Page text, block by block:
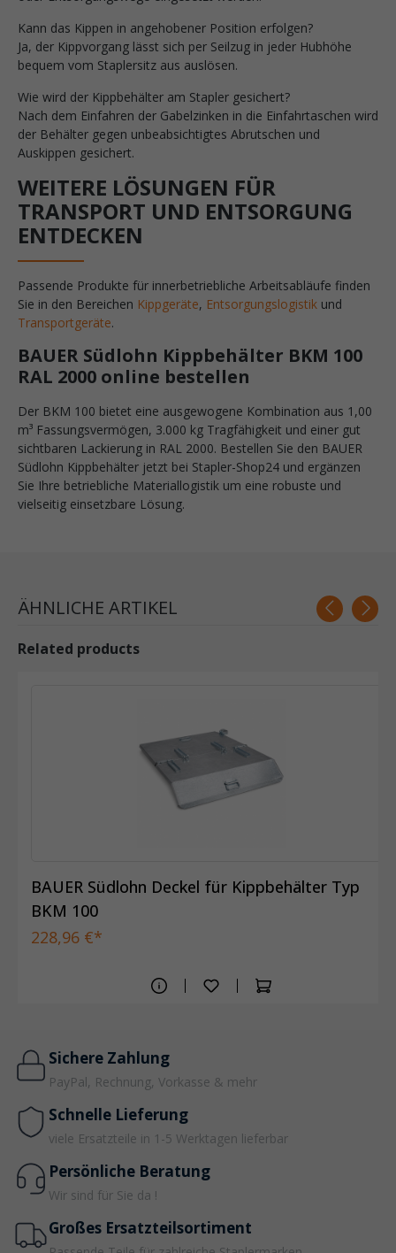
Kann das Kippen in angehobener Position erfolgen?
Ja, der Kippvorgang lässt sich per Seilzug in jeder Hubhöhe
bequem vom Staplersitz aus auslösen.
Wie wird der Kippbehälter am Stapler gesichert?
Nach dem Einfahren der Gabelzinken in die Einfahrtaschen wird
der Behälter gegen unbeabsichtigtes Abrutschen und
Auskippen gesichert.
WEITERE LÖSUNGEN FÜR
TRANSPORT UND ENTSORGUNG
ENTDECKEN
Passende Produkte für innerbetriebliche Arbeitsabläufe finden
Sie in den Bereichen Kippgeräte, Entsorgungslogistik und
Transportgeräte.
BAUER Südlohn Kippbehälter BKM 100
RAL 2000 online bestellen
Der BKM 100 bietet eine ausgewogene Kombination aus 1,00
m³ Fassungsvermögen, 3.000 kg Tragfähigkeit und einer gut
sichtbaren Lackierung in RAL 2000. Bestellen Sie den BAUER
Südlohn Kippbehälter jetzt bei Stapler-Shop24 und ergänzen
Sie Ihre betriebliche Materiallogistik um eine robuste und
vielseitig einsetzbare Lösung.
ÄHNLICHE ARTIKEL
Related products
BAUER Südlohn Deckel für Kippbehälter Typ
BKM 100
228,96 €*
Sichere Zahlung
PayPal, Rechnung, Vorkasse & mehr
Schnelle Lieferung
viele Ersatzteile in 1-5 Werktagen lieferbar
Persönliche Beratung
Wir sind für Sie da !
Großes Ersatzteilsortiment